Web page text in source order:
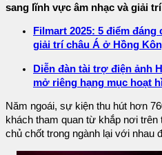
sang lĩnh vực âm nhạc và giải
Filmart 2025: 5 điểm
giải trí châu Á ở Hồng
Diễn đàn tài trợ điện ảnh
mở riêng hạng mục hoạt
Năm ngoái, sự kiện thu hút hơn
khách tham quan từ khắp nơi
chủ chốt trong ngành lại với nhau